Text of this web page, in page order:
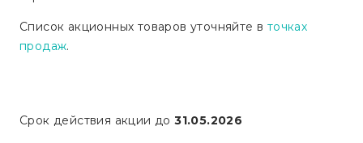
Список акционных товаров уточняйте в точках
продаж.
Срок действия акции до31.05.2026